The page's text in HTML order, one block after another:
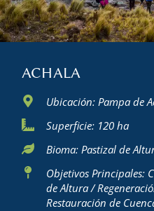
ACHALA
Ubicación: Pampa de
Superficie: 120 ha
Bioma: Pastizal de
Objetivos Principales:
de Altura /
Restauración de